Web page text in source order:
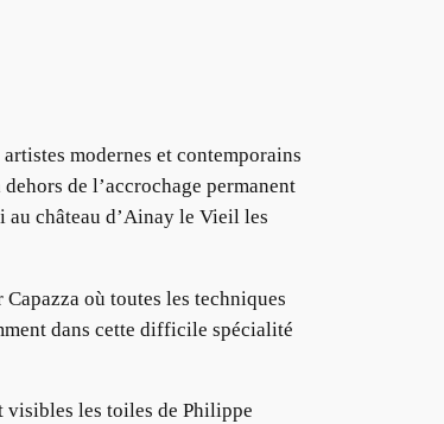
modernes et contemporains
de l’accrochage permanent
au château d’Ainay le Vieil les
où toutes les techniques
dans cette difficile spécialité
visibles les toiles de Philippe